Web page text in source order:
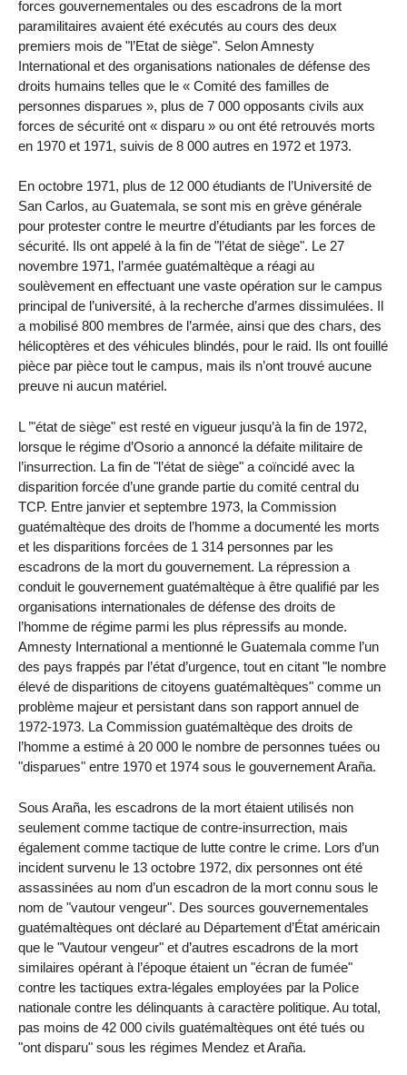
forces gouvernementales ou des escadrons de la mort
paramilitaires avaient été exécutés au cours des deux
premiers mois de "l’Etat de siège". Selon Amnesty
International et des organisations nationales de défense des
droits humains telles que le « Comité des familles de
personnes disparues », plus de 7 000 opposants civils aux
forces de sécurité ont « disparu » ou ont été retrouvés morts
en 1970 et 1971, suivis de 8 000 autres en 1972 et 1973.
En octobre 1971, plus de 12 000 étudiants de l’Université de
San Carlos, au Guatemala, se sont mis en grève générale
pour protester contre le meurtre d’étudiants par les forces de
sécurité. Ils ont appelé à la fin de "l’état de siège". Le 27
novembre 1971, l’armée guatémaltèque a réagi au
soulèvement en effectuant une vaste opération sur le campus
principal de l’université, à la recherche d’armes dissimulées. Il
a mobilisé 800 membres de l’armée, ainsi que des chars, des
hélicoptères et des véhicules blindés, pour le raid. Ils ont fouillé
pièce par pièce tout le campus, mais ils n’ont trouvé aucune
preuve ni aucun matériel.
L ’"état de siège" est resté en vigueur jusqu’à la fin de 1972,
lorsque le régime d’Osorio a annoncé la défaite militaire de
l’insurrection. La fin de "l’état de siège" a coïncidé avec la
disparition forcée d’une grande partie du comité central du
TCP. Entre janvier et septembre 1973, la Commission
guatémaltèque des droits de l’homme a documenté les morts
et les disparitions forcées de 1 314 personnes par les
escadrons de la mort du gouvernement. La répression a
conduit le gouvernement guatémaltèque à être qualifié par les
organisations internationales de défense des droits de
l’homme de régime parmi les plus répressifs au monde.
Amnesty International a mentionné le Guatemala comme l’un
des pays frappés par l’état d’urgence, tout en citant "le nombre
élevé de disparitions de citoyens guatémaltèques" comme un
problème majeur et persistant dans son rapport annuel de
1972-1973. La Commission guatémaltèque des droits de
l’homme a estimé à 20 000 le nombre de personnes tuées ou
"disparues" entre 1970 et 1974 sous le gouvernement Araña.
Sous Araña, les escadrons de la mort étaient utilisés non
seulement comme tactique de contre-insurrection, mais
également comme tactique de lutte contre le crime. Lors d’un
incident survenu le 13 octobre 1972, dix personnes ont été
assassinées au nom d’un escadron de la mort connu sous le
nom de "vautour vengeur". Des sources gouvernementales
guatémaltèques ont déclaré au Département d’État américain
que le "Vautour vengeur" et d’autres escadrons de la mort
similaires opérant à l’époque étaient un "écran de fumée"
contre les tactiques extra-légales employées par la Police
nationale contre les délinquants à caractère politique. Au total,
pas moins de 42 000 civils guatémaltèques ont été tués ou
"ont disparu" sous les régimes Mendez et Araña.